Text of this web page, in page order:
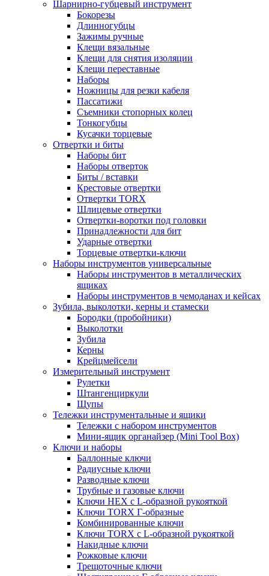
Шарнирно-губцевый инструмент
Бокорезы
Длинногубцы
Зажимы ручные
Клещи вязальные
Клещи для снятия изоляции
Клещи переставные
Наборы
Ножницы для резки кабеля
Пассатижи
Съемники стопорных колец
Тонкогубцы
Кусачки торцевые
Отвертки и биты
Наборы бит
Наборы отверток
Биты / вставки
Крестовые отвертки
Отвертки TORX
Шлицевые отвертки
Отвертки-воротки под головки
Принадлежности для бит
Ударные отвертки
Торцевые отвертки-ключи
Наборы инструментов универсальные
Наборы инструментов в металлических
ящиках
Наборы инструментов в чемоданах и кейсах
Зубила, выколотки, керны и стамески
Бородки (пробойники)
Выколотки
Зубила
Керны
Крейцмейсели
Измерительный инструмент
Рулетки
Штангенциркули
Щупы
Тележки инструментальные и ящики
Тележки с набором инструментов
Мини-ящик органайзер (Mini Tool Box)
Ключи и наборы
Баллонные ключи
Радиусные ключи
Разводные ключи
Трубные и газовые ключи
Ключи HEX с L-образной рукояткой
Ключи TORX Г-образные
Комбинированные ключи
Ключи TORX с L-образной рукояткой
Накидные ключи
Рожковые ключи
Трещоточные ключи